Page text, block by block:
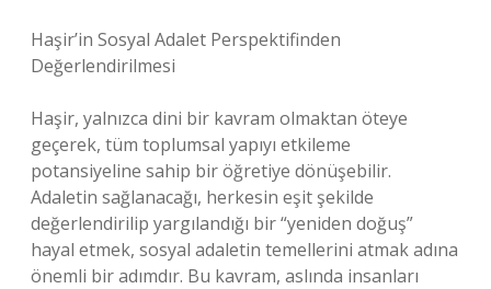
Haşir’in Sosyal Adalet Perspektifinden
Değerlendirilmesi
Haşir, yalnızca dini bir kavram olmaktan öteye
geçerek, tüm toplumsal yapıyı etkileme
potansiyeline sahip bir öğretiye dönüşebilir.
Adaletin sağlanacağı, herkesin eşit şekilde
değerlendirilip yargılandığı bir “yeniden doğuş”
hayal etmek, sosyal adaletin temellerini atmak adına
önemli bir adımdır. Bu kavram, aslında insanları